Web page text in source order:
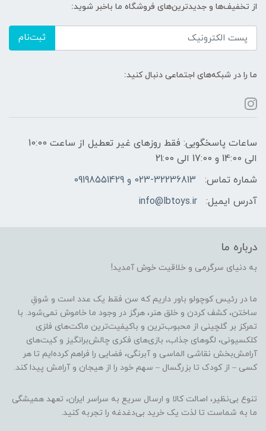
از تخفیف‌ها و جدیدترین‌های فروشگاه ما باخبر شوید:
ثبت‌نام
ما را در شبکه‌های اجتماعی دنبال کنید:
ساعات پاسخگویی: فقط روزهای غیر تعطیل از ساعت 10:00
الی 14:00 و 17:00 الی 21:00
شماره تماس:
023-32236813 و 09198551429
آدرس ایمیل:
info@lbtoys.ir
درباره ما
به دنیای سرگرمی و خلاقیت خوش آمدید!
ما در رئیس کوچولو باور داریم که سن فقط یک عدد است و شوقِ
ساختن، کشف کردن و خلق هنر، هرگز در وجود ما خاموش نمی‌شود. با
تمرکز بر گلچینی از محبوب‌ترین و باکیفیت‌ترین ماکت‌های فلزی
کلکسیونی، لگوهای جذاب، بازی‌های فکری چالش‌برانگیز و کیت‌های
آرامش‌بخش نقاشی الماسی و آبرنگی، فضایی را فراهم کرده‌ایم تا هر
کسی – از کودک تا بزرگسال – سهم خود را از هیجان و آرامش پیدا کند.
تنوع بی‌نظیر، اصالت کالا و ارسال سریع به سراسر ایران، تعهد همیشگی
ما به شماست تا لذت یک خرید بی‌دغدغه را تجربه کنید.